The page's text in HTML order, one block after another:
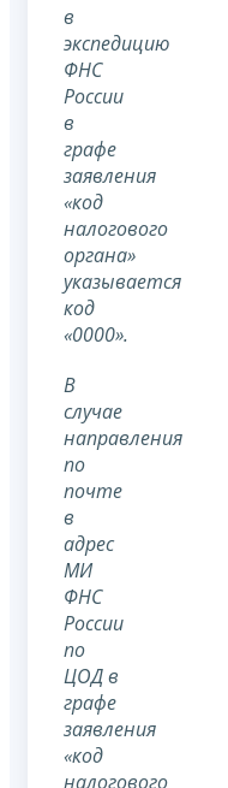
в
экспедицию
ФНС
России
в
графе
заявления
«код
налогового
органа»
указывается
код
«0000».
В
случае
направления
по
почте
в
адрес
МИ
ФНС
России
по
ЦОД в
графе
заявления
«код
налогового